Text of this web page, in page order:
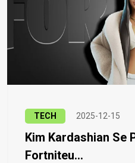
TECH 2025-12-15
Kim Kardashian Se
Fortniteu...